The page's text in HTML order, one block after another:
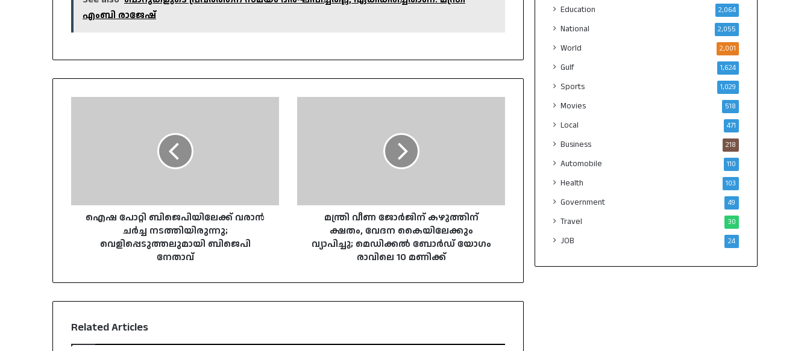
എംബി രാജേഷ്
നേതാവ്
ഐഷ പോറ്റി ബിജെപിയിലേക്ക് വരാൻ
ചർച്ച നടത്തിയിരുന്നു;
വെളിപ്പെടുത്തലുമായി ബിജെപി
നേതാവ്
മെഡിക്കൽ
ബോർഡ്
രാവിലെ
മന്ത്രി വീണ ജോർജിന് കഴുത്തിന്
ക്ഷതം, വേദന കൈയിലേക്കും
വ്യാപിച്ചു; മെഡിക്കൽ ബോർഡ് യോഗം
രാവിലെ 10 മണിക്ക്
Related Articles
Education 2,064
National 2,055
World 2,001
Gulf 1,624
Sports 1,029
Movies 518
Local 471
Business 218
Automobile 110
Health 103
Government 49
Travel 30
JOB 24